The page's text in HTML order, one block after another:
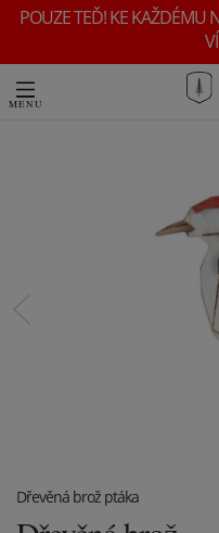
POUZE TEĎ! KE KAŽDÉMU
Dřevěná brož ptáka